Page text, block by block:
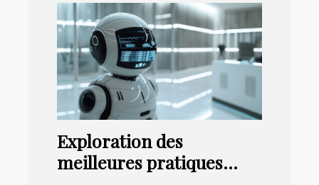
Exploration des
meilleures pratiques